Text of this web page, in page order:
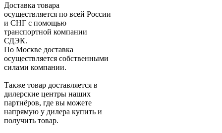
Доставка товара
осуществляется по всей России
и СНГ с помощью
транспортной компании
СДЭК.
По Москве доставка
осуществляется собственными
силами компании.
Также товар доставляется в
дилерские центры наших
партнёров, где вы можете
напрямую у дилера купить и
получить товар.